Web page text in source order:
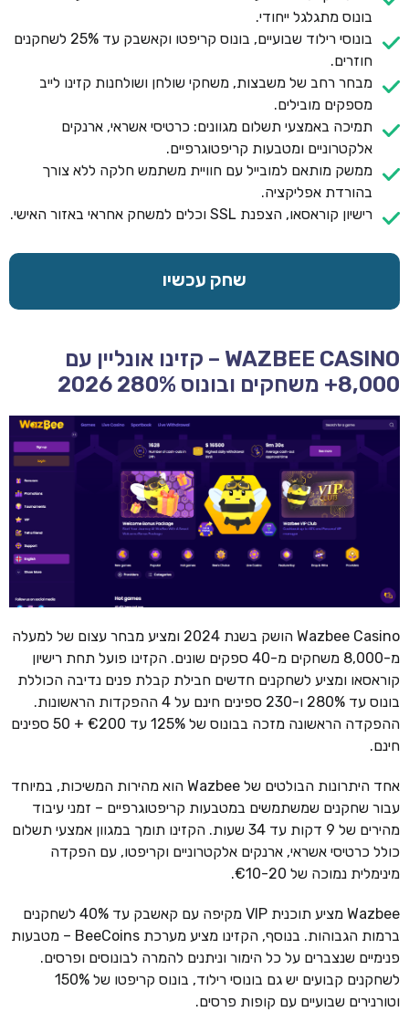
בונוס מתגלגל ייחודי.
בונוסי רילוד שבועיים, בונוס קריפטו וקאשבק עד 25% לשחקנים
חוזרים.
מבחר רחב של משבצות, משחקי שולחן ושולחנות קזינו לייב
מספקים מובילים.
תמיכה באמצעי תשלום מגוונים: כרטיסי אשראי, ארנקים
אלקטרוניים ומטבעות קריפטוגרפיים.
ממשק מותאם למובייל עם חוויית משתמש חלקה ללא צורך
בהורדת אפליקציה.
רישיון קוראסאו, הצפנת SSL וכלים למשחק אחראי באזור האישי.
שחק עכשיו
WAZBEE CASINO – קזינו אונליין עם
8,000+ משחקים ובונוס 280% 2026
Wazbee Casino הושק בשנת 2024 ומציע מבחר עצום של למעלה
מ-8,000 משחקים מ-40 ספקים שונים. הקזינו פועל תחת רישיון
קוראסאו ומציע לשחקנים חדשים חבילת קבלת פנים נדיבה הכוללת
בונוס עד 280% ו-230 ספינים חינם על 4 ההפקדות הראשונות.
ההפקדה הראשונה מזכה בבונוס של 125% עד €200 + 50 ספינים
חינם.
אחד היתרונות הבולטים של Wazbee הוא מהירות המשיכות, במיוחד
עבור שחקנים שמשתמשים במטבעות קריפטוגרפיים – זמני עיבוד
מהירים של 9 דקות עד 34 שעות. הקזינו תומך במגוון אמצעי תשלום
כולל כרטיסי אשראי, ארנקים אלקטרוניים וקריפטו, עם הפקדה
מינימלית נמוכה של €10-20.
Wazbee מציע תוכנית VIP מקיפה עם קאשבק עד 40% לשחקנים
ברמות הגבוהות. בנוסף, הקזינו מציע מערכת BeeCoins – מטבעות
פנימיים שנצברים על כל הימור וניתנים להמרה לבונוסים ופרסים.
לשחקנים קבועים יש גם בונוסי רילוד, בונוס קריפטו של 150%
וטורנירים שבועיים עם קופות פרסים.